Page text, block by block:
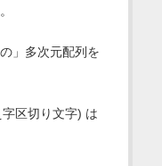
」多次元配列を
区切り文字) は